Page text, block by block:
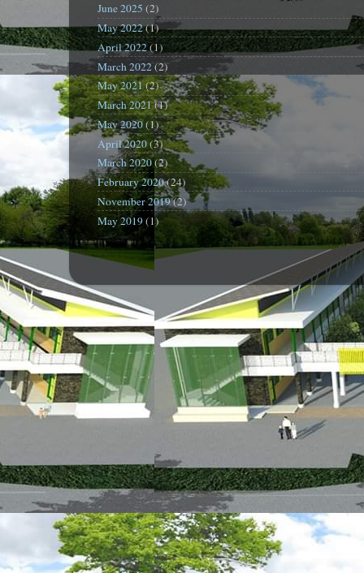
June 2025 (2)
May 2022(1)
April 2022(1)
March 2022(2)
May 2021(2)
March 2021(1)
May 2020(1)
April 2020(3)
March 2020(2)
February 2020(24)
November 2019(2)
May 2019(1)